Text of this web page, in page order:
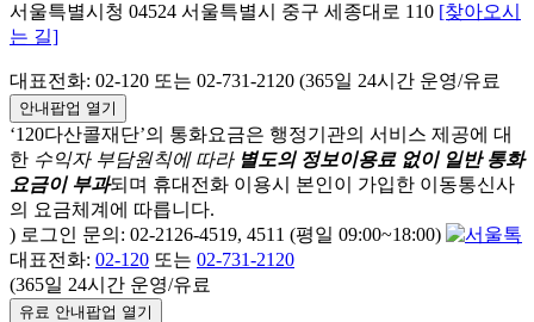
서울특별시청 04524 서울특별시 중구 세종대로 110 [찾아오시
는 길]
대표전화: 02-120 또는 02-731-2120 (365일 24시간 운영/유료
안내팝업 열기
‘120다산콜재단’의 통화요금은 행정기관의 서비스 제공에 대
한 수익자 부담원칙에 따라 별도의 정보이용료 없이 일반 통화
요금이 부과되며 휴대전화 이용시 본인이 가입한 이동통신사
의 요금체계에 따릅니다.
) 로그인 문의: 02-2126-4519, 4511 (평일 09:00~18:00)
대표전화: 02-120 또는 02-731-2120
(365일 24시간 운영/유료
유료 안내팝업 열기